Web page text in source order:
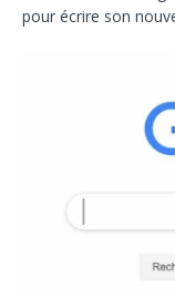
pour écrire son